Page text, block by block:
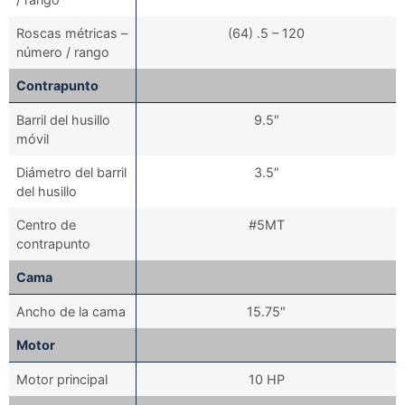
Roscas métricas –
número / rango
(64) .5 – 120
Contrapunto
Barril del husillo
móvil
9.5″
Diámetro del barril
del husillo
3.5″
Centro de
contrapunto
#5MT
Cama
Ancho de la cama 15.75″
Motor
Motor principal 10 HP